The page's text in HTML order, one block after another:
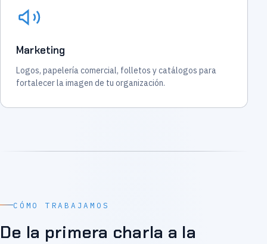
Marketing
Logos, papelería comercial, folletos y catálogos para
fortalecer la imagen de tu organización.
CÓMO TRABAJAMOS
De la primera charla a la